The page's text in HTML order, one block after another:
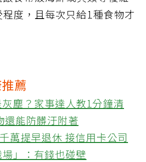
度，且每次只給1種食物才
薦
塵？家事達人教1分鐘清
還能防髒汙附著
萬提早退休 接信用卡公司
」：有錢也碰壁